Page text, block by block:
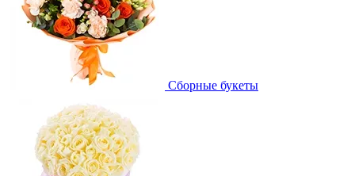
Сборные букеты